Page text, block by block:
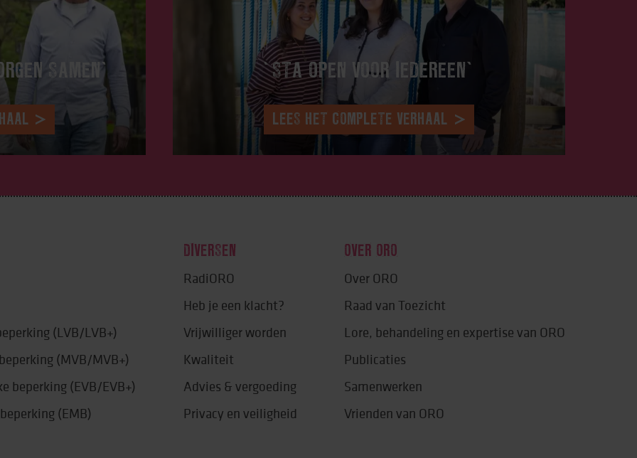
SAMEN’ ‘STA OPEN VOOR IEDEREEN’
LEES HET COMPLETE VERHAAL
(LVB/LVB+)
(MVB/MVB+)
beperking (EVB/EVB+)
(EMB)
DIVERSEN
RadiORO
Heb je een klacht?
Vrijwilliger worden
Kwaliteit
Advies & vergoeding
Privacy en veiligheid
OVER ORO
Over ORO
Raad van Toezicht
Lore, behandeling en expertise van ORO
Publicaties
Samenwerken
Vrienden van ORO